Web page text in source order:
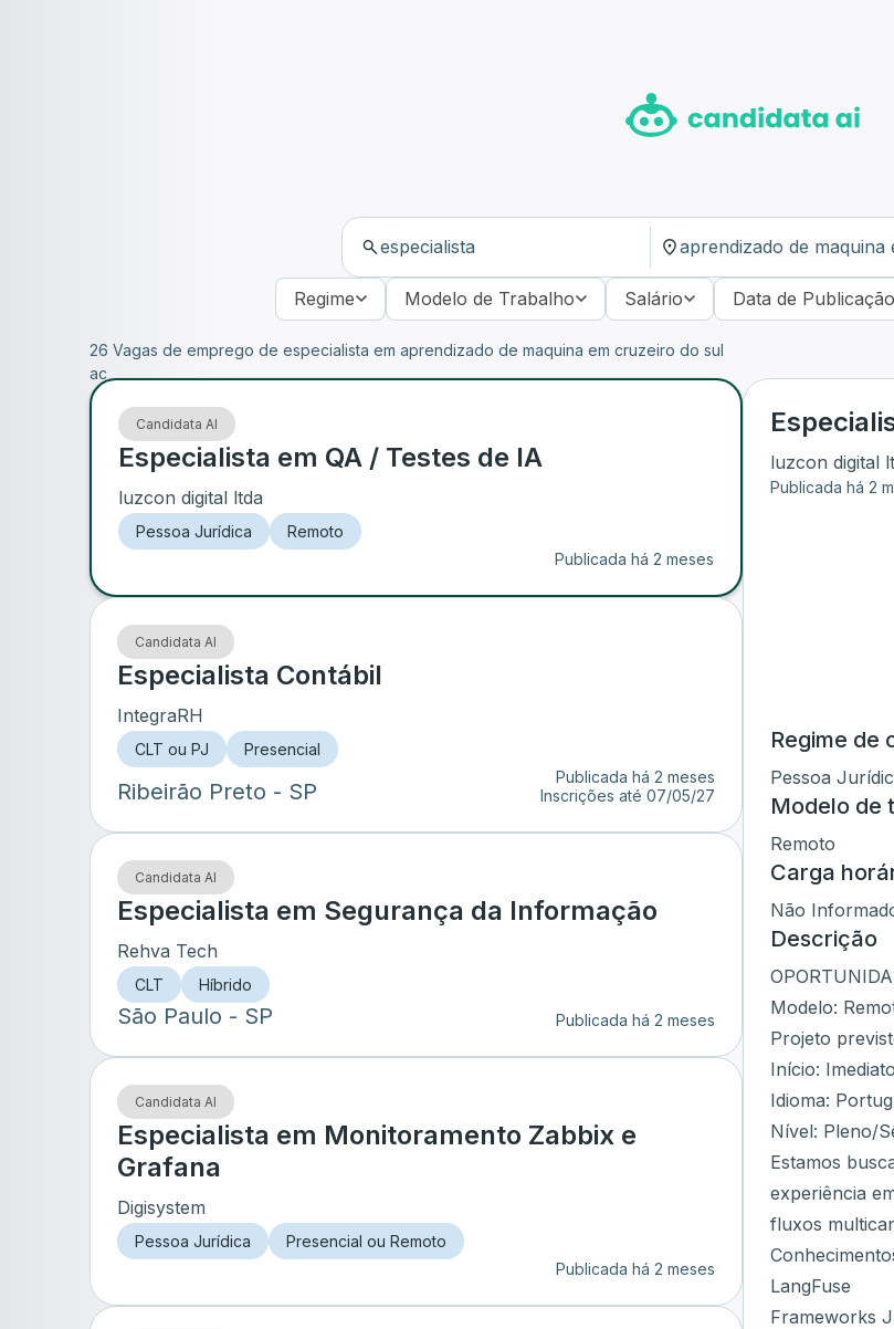
Regime Modelo de Trabalho Salário Data de Publicação
luzcon digital
Publicada há 2
Regime de
Pessoa
Modelo de
Remoto
Carga
Não
Descrição
Modelo:
Projeto
Início: Imediato
Idioma:
Nível: Pleno/
Estamos
experiência
fluxos
LangFuse
Frameworks
26 Vagas de emprego de especialista em aprendizado de maquina em cruzeiro do sul
ac
Candidata AI
Especialista em QA / Testes de IA
luzcon digital ltda
Pessoa Jurídica
Remoto
Publicada há 2 meses
Candidata AI
Especialista Contábil
IntegraRH
CLT ou PJ Presencial
Ribeirão Preto - SP
Publicada há 2 meses
Inscrições até 07/05/27
Candidata AI
Especialista em Segurança da Informação
Rehva Tech
CLT Híbrido
São Paulo - SP Publicada há 2 meses
Candidata AI
Especialista em Monitoramento Zabbix e
Grafana
Digisystem
Pessoa Jurídica
Presencial ou Remoto
Publicada há 2 meses